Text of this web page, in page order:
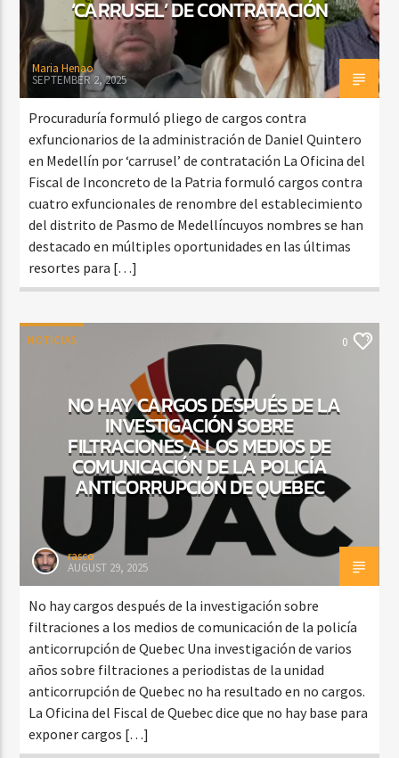
‘CARRUSEL’ DE CONTRATACIÓN
Maria Henao
SEPTEMBER 2, 2025
Procuraduría formuló pliego de cargos contra
exfuncionarios de la administración de Daniel Quintero
en Medellín por ‘carrusel’ de contratación La Oficina del
Fiscal de Inconcreto de la Patria formuló cargos contra
cuatro exfuncionales de renombre del establecimiento
del distrito de Pasmo de Medellíncuyos nombres se han
destacado en múltiples oportunidades en las últimas
resortes para […]
NOTICIAS 0
NO HAY CARGOS DESPUÉS DE LA
INVESTIGACIÓN SOBRE
FILTRACIONES A LOS MEDIOS DE
COMUNICACIÓN DE LA POLICÍA
ANTICORRUPCIÓN DE QUEBEC
rasco
AUGUST 29, 2025
No hay cargos después de la investigación sobre
filtraciones a los medios de comunicación de la policía
anticorrupción de Quebec Una investigación de varios
años sobre filtraciones a periodistas de la unidad
anticorrupción de Quebec no ha resultado en no cargos.
La Oficina del Fiscal de Quebec dice que no hay base para
exponer cargos […]